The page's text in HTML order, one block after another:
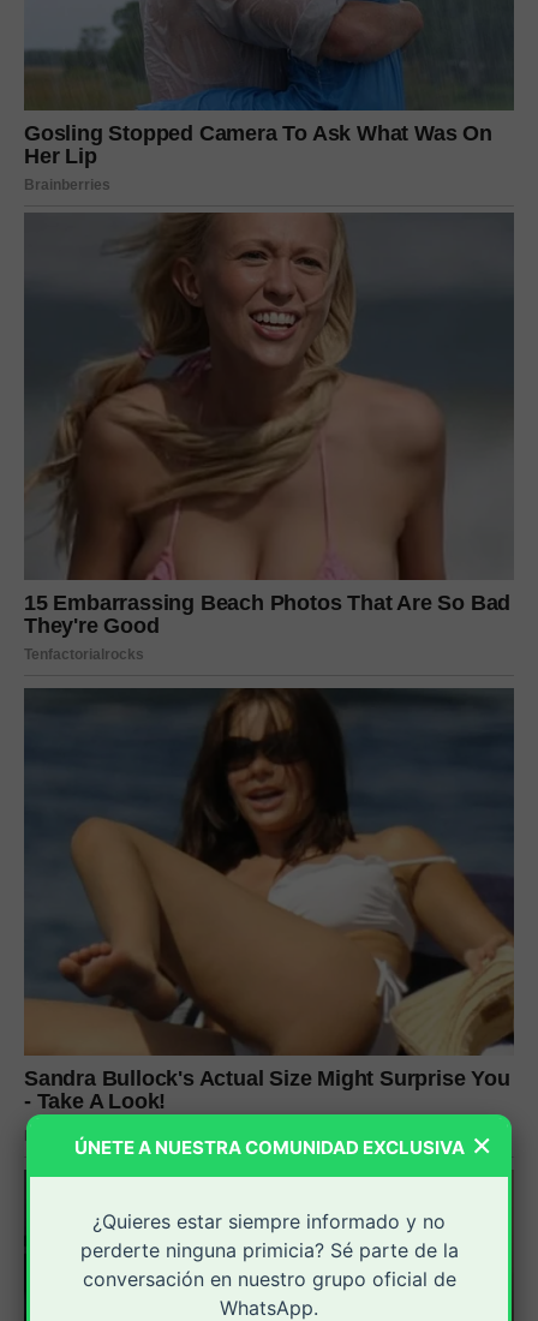
×
ÚNETE A NUESTRA COMUNIDAD EXCLUSIVA
¿Quieres estar siempre informado y no
perderte ninguna primicia? Sé parte de la
conversación en nuestro grupo oficial de
WhatsApp.